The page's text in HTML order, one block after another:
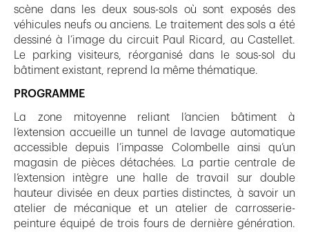
scène dans les deux sous-sols où sont exposés des
véhicules neufs ou anciens. Le traitement des sols a été
dessiné à l’image du circuit Paul Ricard, au Castellet.
Le parking visiteurs, réorganisé dans le sous-sol du
bâtiment existant, reprend la même thématique.
PROGRAMME
La zone mitoyenne reliant l’ancien bâtiment à
l’extension accueille un tunnel de lavage automatique
accessible depuis l’impasse Colombelle ainsi qu’un
magasin de pièces détachées. La partie centrale de
l’extension intègre une halle de travail sur double
hauteur divisée en deux parties distinctes, à savoir un
atelier de mécanique et un atelier de carrosserie-
peinture équipé de trois fours de dernière génération.